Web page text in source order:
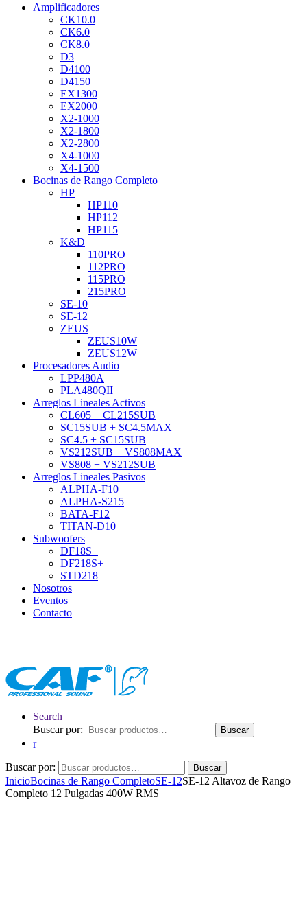
Amplificadores
CK10.0
CK6.0
CK8.0
D3
D4100
D4150
EX1300
EX2000
X2-1000
X2-1800
X2-2800
X4-1000
X4-1500
Bocinas de Rango Completo
HP
HP110
HP112
HP115
K&D
110PRO
112PRO
115PRO
215PRO
SE-10
SE-12
ZEUS
ZEUS10W
ZEUS12W
Procesadores Audio
LPP480A
PLA480QII
Arreglos Lineales Activos
CL605 + CL215SUB
SC15SUB + SC4.5MAX
SC4.5 + SC15SUB
VS212SUB + VS808MAX
VS808 + VS212SUB
Arreglos Lineales Pasivos
ALPHA-F10
ALPHA-S215
BATA-F12
TITAN-D10
Subwoofers
DF18S+
DF218S+
STD218
Nosotros
Eventos
Contacto
Search
Buscar por:
Buscar
Buscar por: Buscar
InicioBocinas de Rango CompletoSE-12SE-12 Altavoz de Rango
Completo 12 Pulgadas 400W RMS